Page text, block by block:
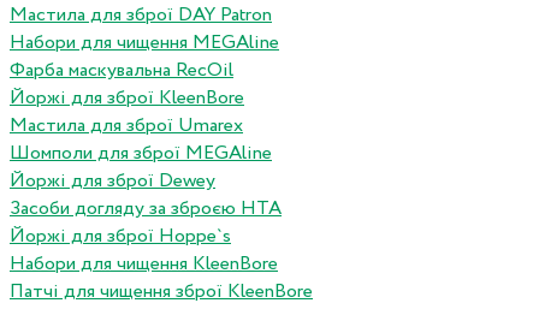
Мастила для зброї DAY Patron
Набори для чищення MEGAline
Фарба маскувальна RecOil
Йоржі для зброї KleenBore
Мастила для зброї Umarex
Шомполи для зброї MEGAline
Йоржі для зброї Dewey
Засоби догляду за зброєю HTA
Йоржі для зброї Hoppe`s
Набори для чищення KleenBore
Патчі для чищення зброї KleenBore